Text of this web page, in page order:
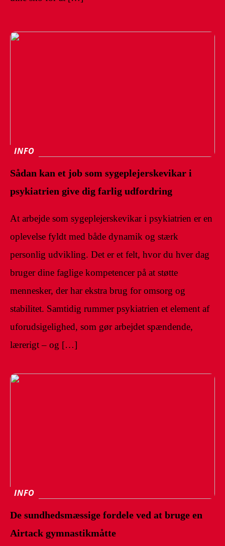
INFO
Sådan kan et job som sygeplejerskevikar i
psykiatrien give dig farlig udfordring
At arbejde som sygeplejerskevikar i psykiatrien er en
oplevelse fyldt med både dynamik og stærk
personlig udvikling. Det er et felt, hvor du hver dag
bruger dine faglige kompetencer på at støtte
mennesker, der har ekstra brug for omsorg og
stabilitet. Samtidig rummer psykiatrien et element af
uforudsigelighed, som gør arbejdet spændende,
lærerigt – og […]
INFO
De sundhedsmæssige fordele ved at bruge en
Airtack gymnastikmåtte